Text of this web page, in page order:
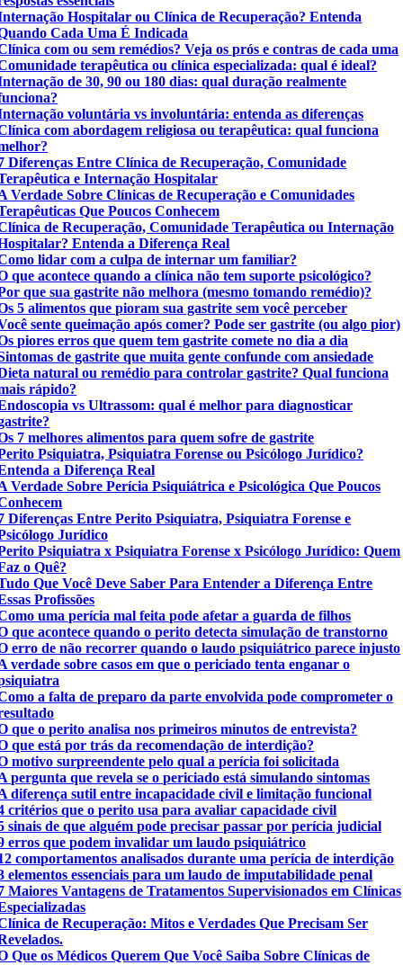
Hospitalar ou Clínica de Recuperação? Entenda
Cada Uma É Indicada
com ou sem remédios? Veja os prós e contras de cada uma
terapêutica ou clínica especializada: qual é ideal?
de 30, 90 ou 180 dias: qual duração realmente
voluntária vs involuntária: entenda as diferenças
com abordagem religiosa ou terapêutica: qual funciona
Diferenças Entre Clínica de Recuperação, Comunidade
e Internação Hospitalar
Verdade Sobre Clínicas de Recuperação e Comunidades
Que Poucos Conhecem
de Recuperação, Comunidade Terapêutica ou Internação
Entenda a Diferença Real
lidar com a culpa de internar um familiar?
que acontece quando a clínica não tem suporte psicológico?
que sua gastrite não melhora (mesmo tomando remédio)?
5 alimentos que pioram sua gastrite sem você perceber
sente queimação após comer? Pode ser gastrite (ou algo pior)
piores erros que quem tem gastrite comete no dia a dia
de gastrite que muita gente confunde com ansiedade
natural ou remédio para controlar gastrite? Qual funciona
rápido?
vs Ultrassom: qual é melhor para diagnosticar
7 melhores alimentos para quem sofre de gastrite
Psiquiatra, Psiquiatra Forense ou Psicólogo Jurídico?
a Diferença Real
Verdade Sobre Perícia Psiquiátrica e Psicológica Que Poucos
Diferenças Entre Perito Psiquiatra, Psiquiatra Forense e
Jurídico
Psiquiatra x Psiquiatra Forense x Psicólogo Jurídico: Quem
o Quê?
Que Você Deve Saber Para Entender a Diferença Entre
Profissões
uma perícia mal feita pode afetar a guarda de filhos
que acontece quando o perito detecta simulação de transtorno
erro de não recorrer quando o laudo psiquiátrico parece injusto
verdade sobre casos em que o periciado tenta enganar o
a falta de preparo da parte envolvida pode comprometer o
que o perito analisa nos primeiros minutos de entrevista?
que está por trás da recomendação de interdição?
motivo surpreendente pelo qual a perícia foi solicitada
pergunta que revela se o periciado está simulando sintomas
diferença sutil entre incapacidade civil e limitação funcional
critérios que o perito usa para avaliar capacidade civil
sinais de que alguém pode precisar passar por perícia judicial
erros que podem invalidar um laudo psiquiátrico
comportamentos analisados durante uma perícia de interdição
elementos essenciais para um laudo de imputabilidade penal
Maiores Vantagens de Tratamentos Supervisionados em Clínicas
de Recuperação: Mitos e Verdades Que Precisam Ser
Que os Médicos Querem Que Você Saiba Sobre Clínicas de